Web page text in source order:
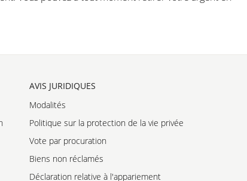
AVIS JURIDIQUES
Modalités
Politique sur la protection de la vie privée
Vote par procuration
Biens non réclamés
Déclaration relative à l'appariement